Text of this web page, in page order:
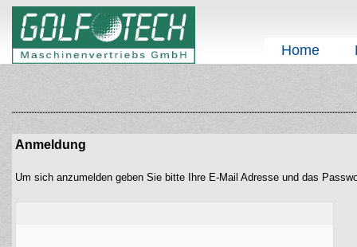
Home
Anmeldung
Um sich anzumelden geben Sie bitte Ihre E-Mail Adresse und das